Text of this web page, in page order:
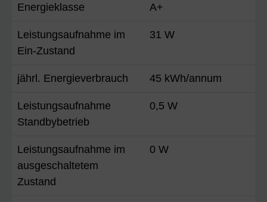
Energieklasse A+
Leistungsaufnahme im
Ein-Zustand
31 W
jährl. Energieverbrauch 45 kWh/annum
Leistungsaufnahme
Standbybetrieb
0,5 W
Leistungsaufnahme im
ausgeschaltetem
Zustand
0 W